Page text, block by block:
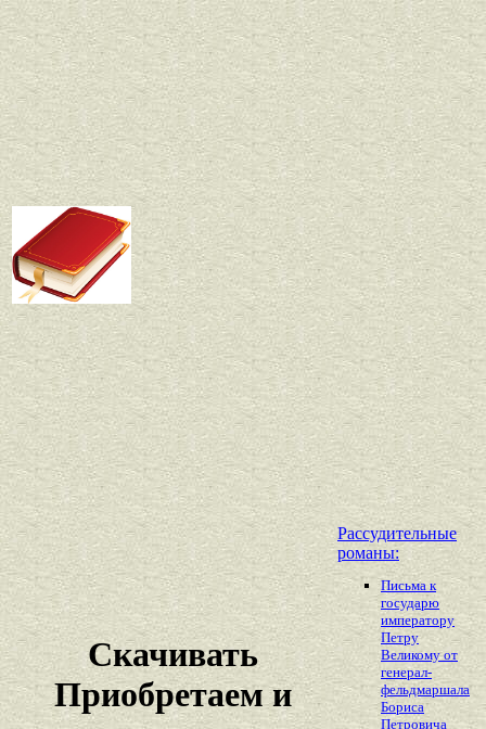
Скачивать
Приобретаем и
Рассудительные
романы:
Письма к
государю
императору
Петру
Великому от
генерал-
фельдмаршала
Бориса
Петровича